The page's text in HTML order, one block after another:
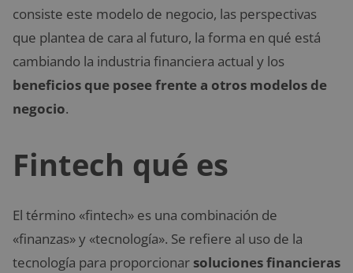
consiste este modelo de negocio, las perspectivas
que plantea de cara al futuro, la forma en qué está
cambiando la industria financiera actual y los
beneficios que posee frente a otros modelos de
negocio.
Fintech qué es
El término «fintech» es una combinación de
«finanzas» y «tecnología». Se refiere al uso de la
tecnología para proporcionar soluciones financieras